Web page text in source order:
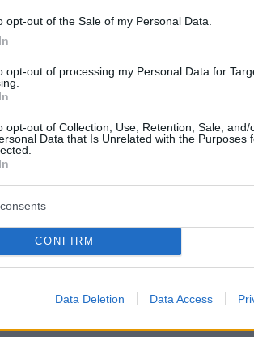
opt-out of the Sale of my Personal Data.
opt-out of processing my Personal Data for
opt-out of Collection, Use, Retention, Sale, and/
Data that Is Unrelated with the Purposes
CONFIRM
Data Deletion Data Access
τον Ελληνα ομογενή που,
στοιχεία, μέσω της νομικής
οποία είναι εταίρος,
η Μαρία Καρρά όρισε μετά
διαχειριστή για όλα τα
κάποια από τα οποία αρνιόταν
και δήλωνε άγνοια όταν τη
να τους δώσει λεπτομέρειες.